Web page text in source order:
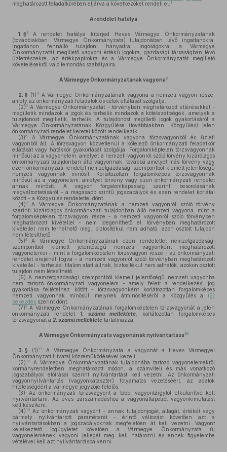
meghatározott feladatkörében eljárva a következőket rendeli el: 1
A rendelet hatálya
1. §2
A rendelet hatálya kiterjed Heves Vármegye Önkormányzatának
(továbbiakban: Vármegye Önkormányzata) tulajdonában lévő ingatlanokra,
ingatlanon fennálló tulajdoni hányadra, ingóságokra, a Vármegye
Önkormányzatát megillető vagyoni értékű jogokra, gazdasági társaságban lévő
üzletrészekre, az értékpapírokra és a Vármegye Önkormányzatát megillető
követelésekről való lemondás szabályaira.
A Vármegye Önkormányzatának vagyona3
2. § (1)4A Vármegye Önkormányzatának vagyona a nemzeti vagyon része,
amely az önkormányzati feladatok és célok ellátását szolgálja.
(2)5 A Vármegye Önkormányzatát - törvényben meghatározott eltérésekkel -
megilletik mindazok a jogok és terhelik mindazok a kötelezettségek, amelyek a
tulajdonost megilletik, terhelik. A tulajdonost megillető jogok gyakorlásáról a
Vármegye Önkormányzatának Közgyűlése (továbbiakban: Közgyűlés) jelen
önkormányzati rendelet keretei között rendelkezik.
(3)6
A Vármegye Önkormányzatának vagyona törzsvagyonból és üzleti
vagyonból áll. A törzsvagyon közvetlenül a kötelező önkormányzati feladatkör
ellátását vagy hatáskör gyakorlását szolgálja. Forgalomképtelen törzsvagyonnak
minősül az a vagyonelem, amelyet a nemzeti vagyonról szóló törvény kizárólagos
önkormányzati tulajdonban álló vagyonnak, továbbá amelyet más törvény vagy
ezen önkormányzati rendelet nemzetgazdasági szempontból kiemelt jelentőségű
nemzeti vagyonnak minősít. Korlátozottan forgalomképes törzsvagyonnak
minősül az a vagyonelem, amelyet törvény vagy ezen önkormányzati rendelet
annak minősít. A vagyon forgalomképesség szerinti besorolásának
megváltoztatásáról - a magasabb szintű jogszabályok és ezen rendelet korlátai
között - a Közgyűlés rendelettel dönt.
(4)7
A Vármegye Önkormányzatának a nemzeti vagyonról szóló törvény
szerinti kizárólagos önkormányzati tulajdonban álló nemzeti vagyona, mint a
forgalomképtelen törzsvagyon része - a nemzeti vagyonról szóló törvényben
meghatározott kivétellel - nem idegeníthető el, törvényben meghatározott
kivétellel nem terhelhető meg, biztosítékul nem adható, azon osztott tulajdon
nem létesíthető.
(5)8
A Vármegye Önkormányzatának ezen rendelettel nemzetgazdasági
szempontból kiemelt jelentőségű nemzeti vagyonként meghatározott
vagyonelemei – mint a forgalomképtelen törzsvagyon része - az önkormányzati
rendelet erejénél fogva – a nemzeti vagyonról szóló törvényben meghatározott
kivétellel - terhelési tilalom alatt állnak, biztosítékul nem adhatók, azokon osztott
tulajdon nem létesíthető.
(6) A nemzetgazdasági szempontból kiemelt jelentőségű nemzeti vagyonba
nem tartozó önkormányzati vagyonelem - amely felett a rendelkezési jog
gyakorlása feltételhez kötött - törzsvagyonként korlátozottan forgalomképes
nemzeti vagyonnak minősül, melynek átminősítéséről a Közgyűlés a (3)
bekezdés szerint dönt.
(7)9 A Vármegye Önkormányzatának forgalomképtelen törzsvagyonát a jelen
önkormányzati rendelet 1. számú melléklete , korlátozottan forgalomképes
törzsvagyonát a 2. számú melléklete tartalmazza.
A Vármegye Önkormányzata vagyonának nyilvántartása 10
3. § (1) 11
A Vármegye Önkormányzata a vagyonát a Heves Vármegyei
Önkormányzati Hivatal közreműködésével kezeli.
(2) 12
A Vármegye Önkormányzatának tulajdonába tartozó vagyonelemekről
kormányrendeletben meghatározott módon, a számviteli és más vonatkozó
jogszabályok előírásai szerint nyilvántartást kell vezetni. Az önkormányzati
vagyonnyilvántartás (vagyonkataszter) folyamatos vezetéséért, az adatok
hitelességéért a vármegye jegyzője felelős.
(3) Az önkormányzati törzsvagyont a többi vagyontárgytól elkülönítve kell
nyilvántartani. Az éves zárszámadáshoz a vagyonállapotról vagyonkimutatást
kell készíteni.
(4) 13 Az önkormányzati vagyont – annak tulajdonjogát, állagát, értékét vagy
bármely nyilvántartott paraméterét - érintő változást követően azt a
nyilvántartásokban a jogszabályoknak megfelelően át kell vezetni. Vagyont
keletkeztető jogügyletet követően a Vármegye Önkormányzata új
vagyonelemének vagyoni jellegét meg kell határozni és ennek figyelembe
vételével kell azt nyilvántartásba venni.